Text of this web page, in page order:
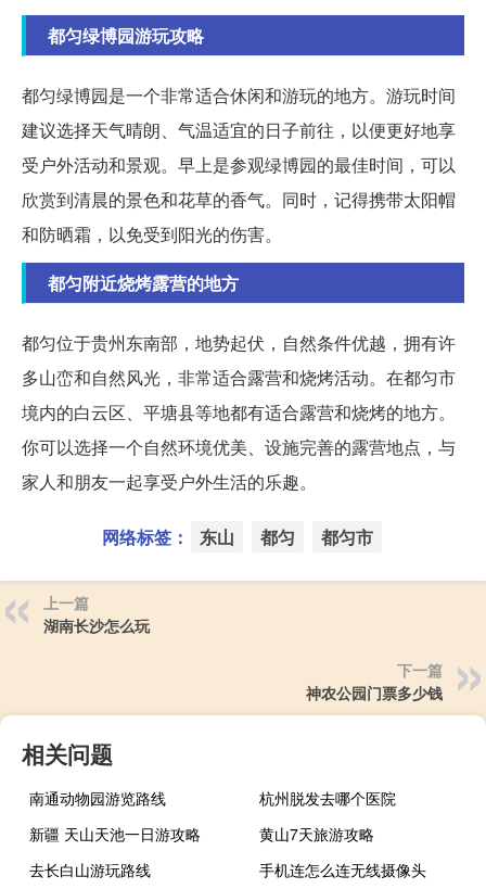
都匀绿博园游玩攻略
都匀绿博园是一个非常适合休闲和游玩的地方。游玩时间
建议选择天气晴朗、气温适宜的日子前往，以便更好地享
受户外活动和景观。早上是参观绿博园的最佳时间，可以
欣赏到清晨的景色和花草的香气。同时，记得携带太阳帽
和防晒霜，以免受到阳光的伤害。
都匀附近烧烤露营的地方
都匀位于贵州东南部，地势起伏，自然条件优越，拥有许
多山峦和自然风光，非常适合露营和烧烤活动。在都匀市
境内的白云区、平塘县等地都有适合露营和烧烤的地方。
你可以选择一个自然环境优美、设施完善的露营地点，与
家人和朋友一起享受户外生活的乐趣。
网络标签： 东山 都匀 都匀市
上一篇
湖南长沙怎么玩
下一篇
神农公园门票多少钱
相关问题
南通动物园游览路线
杭州脱发去哪个医院
新疆 天山天池一日游攻略
黄山7天旅游攻略
去长白山游玩路线
手机连怎么连无线摄像头